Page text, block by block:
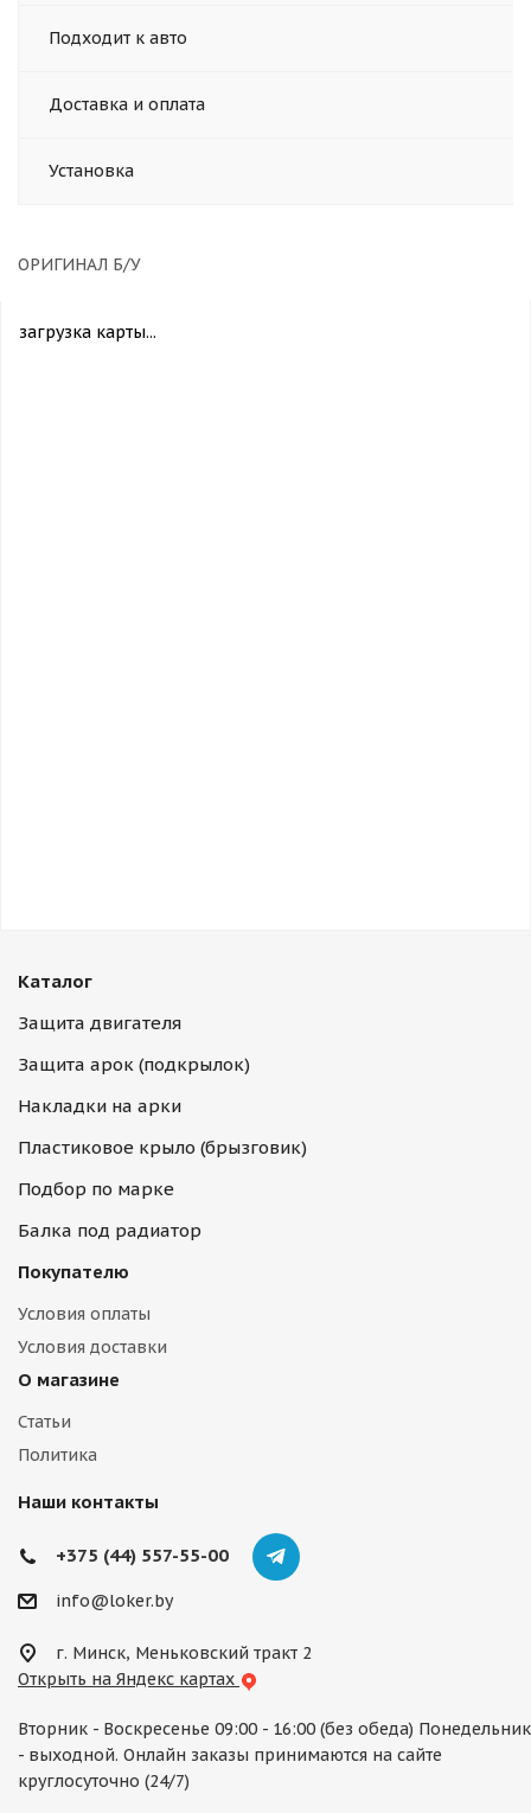
Подходит к авто
Доставка и оплата
Установка
ОРИГИНАЛ Б/У
загрузка карты...
Каталог
Защита двигателя
Защита арок (подкрылок)
Накладки на арки
Пластиковое крыло (брызговик)
Подбор по марке
Балка под радиатор
Покупателю
Условия оплаты
Условия доставки
О магазине
Статьи
Политика
Наши контакты
+375 (44) 557-55-00
info@loker.by
г. Минск, Меньковский тракт 2
Открыть на Яндекс картах
Вторник - Воскресенье 09:00 - 16:00 (без обеда) Понедельник
- выходной. Онлайн заказы принимаются на сайте
круглосуточно (24/7)